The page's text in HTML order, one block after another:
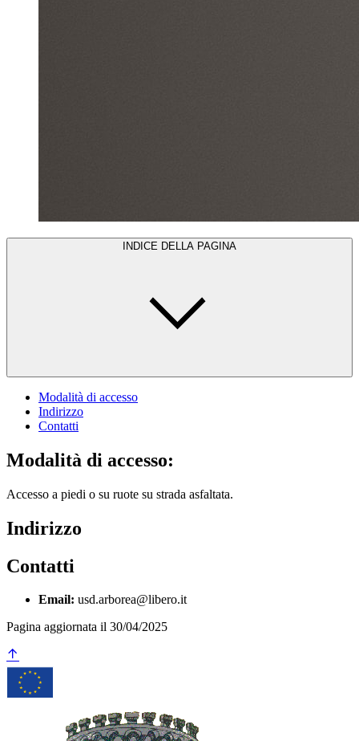
INDICE DELLA PAGINA
Modalità di accesso
Indirizzo
Contatti
Modalità di accesso:
Accesso a piedi o su ruote su strada asfaltata.
Indirizzo
Contatti
Email: usd.arborea@libero.it
Pagina aggiornata il 30/04/2025